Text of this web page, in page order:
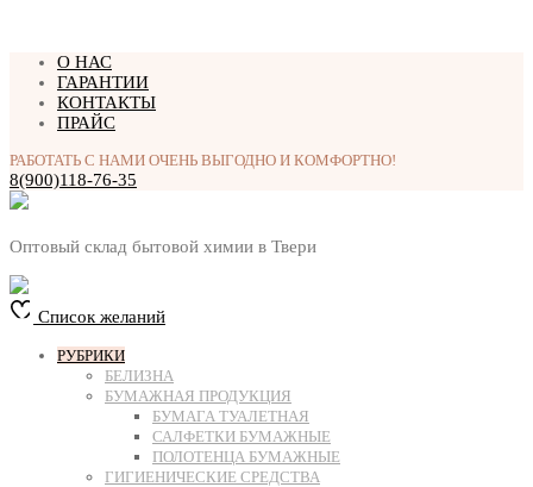
Перейти
содержимому
О НАС
ГАРАНТИИ
КОНТАКТЫ
ПРАЙС
РАБОТАТЬ С НАМИ ОЧЕНЬ ВЫГОДНО И КОМФОРТНО!
8(900)118-76-35
Оптовый склад бытовой химии в Твери
Список желаний
РУБРИКИ
БЕЛИЗНА
БУМАЖНАЯ ПРОДУКЦИЯ
БУМАГА ТУАЛЕТНАЯ
САЛФЕТКИ БУМАЖНЫЕ
ПОЛОТЕНЦА БУМАЖНЫЕ
ГИГИЕНИЧЕСКИЕ СРЕДСТВА